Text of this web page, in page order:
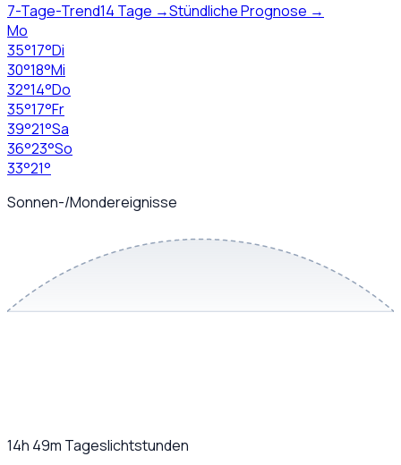
7-Tage-Trend14 Tage →Stündliche Prognose →
Mo
35°17°Di
30°18°Mi
32°14°Do
35°17°Fr
39°21°Sa
36°23°So
33°21°
Sonnen-/Mondereignisse
14h 49m Tageslichtstunden